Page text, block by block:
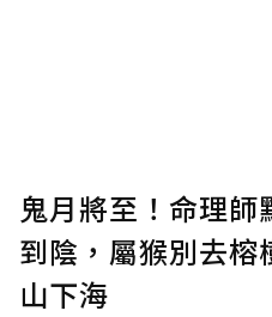
鬼月將至！命理
到陰，屬猴別去榕
山下海